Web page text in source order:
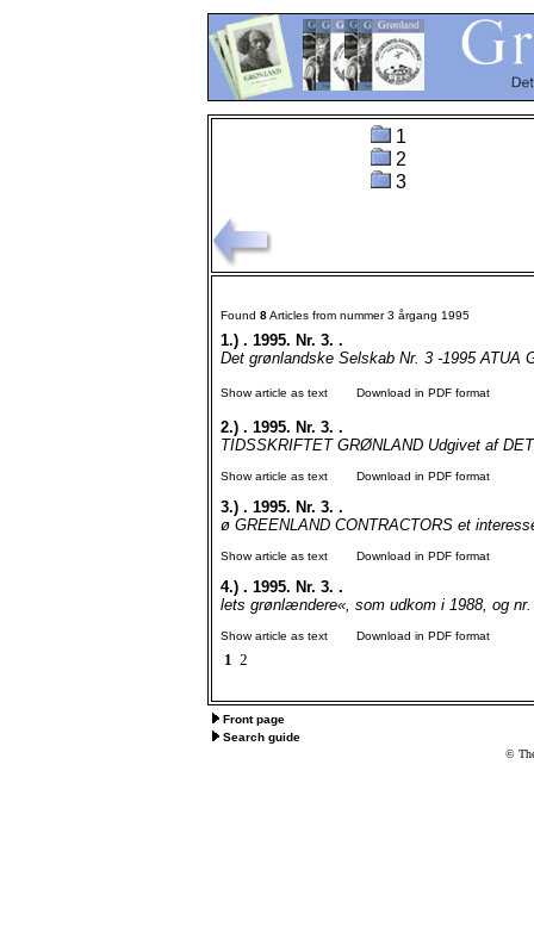
1
2
3
Found 8Articles from nummer 3 årgang 1995
1.) . 1995. Nr. 3. .
Det grønlandske Selskab Nr. 3 -1995 ATUA
Show article as text Download in PDF format
2.) . 1995. Nr. 3. .
TIDSSKRIFTET GRØNLAND Udgivet af
Show article as text Download in PDF format
3.) . 1995. Nr. 3. .
ø GREENLAND CONTRACTORS et
Show article as text Download in PDF format
4.) . 1995. Nr. 3. .
lets grønlændere«, som udkom i 1988, og
Show article as text Download in PDF format
1 2
Front page
Search guide
©